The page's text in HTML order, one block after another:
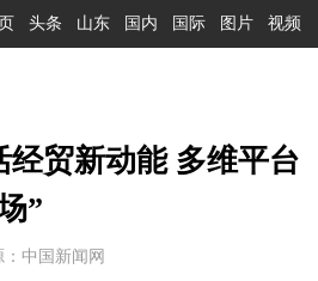
头条 山东 国内 国际 图片 视频
经贸新动能 多维平台
”
中国新闻网